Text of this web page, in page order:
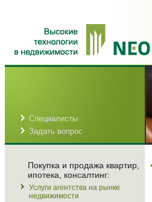
Специалисты
Задать вопрос
Покупка и продажа квартир,
ипотека, консалтинг:
Услуги агентства на рынке
недвижимости